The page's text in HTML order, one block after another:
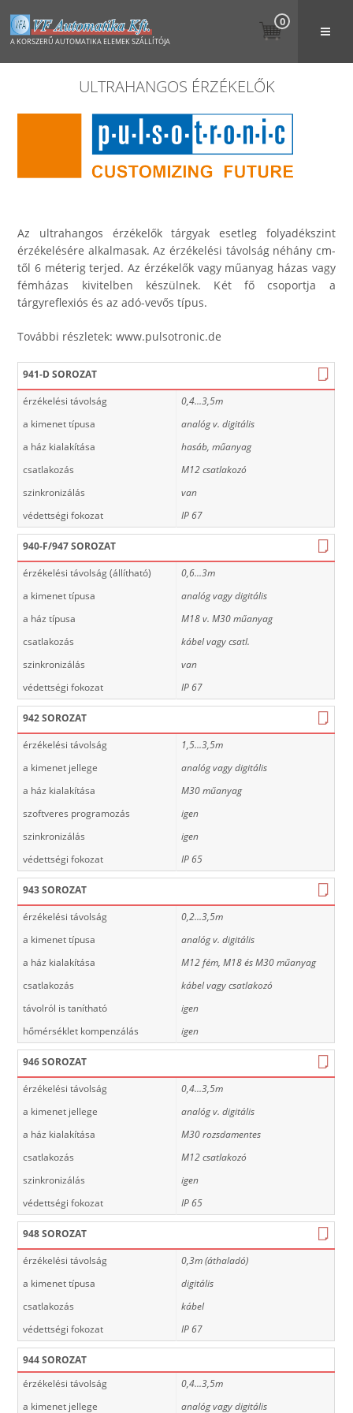
A KORSZERŰ AUTOMATIKA ELEMEK SZÁLLÍTÓJA
0
ULTRAHANGOS ÉRZÉKELŐK
Az ultrahangos érzékelők tárgyak esetleg folyadékszint
érzékelésére alkalmasak. Az érzékelési távolság néhány cm-
től 6 méterig terjed. Az érzékelők vagy műanyag házas vagy
fémházas kivitelben készülnek. Két fő csoportja a
tárgyreflexiós és az adó-vevős típus.
További részletek:www.pulsotronic.de
941-D SOROZAT
érzékelési távolság
0,4...3,5m
a kimenet típusa
analóg v. digitális
a ház kialakítása
hasáb, műanyag
csatlakozás
M12 csatlakozó
szinkronizálás
van
védettségi fokozat
IP 67
940-F/947 SOROZAT
érzékelési távolság (állítható)
0,6...3m
a kimenet típusa
analóg vagy digitális
a ház típusa
M18 v. M30 műanyag
csatlakozás
kábel vagy csatl.
szinkronizálás
van
védettségi fokozat
IP 67
942 SOROZAT
érzékelési távolság
1,5...3,5m
a kimenet jellege
analóg vagy digitális
a ház kialakítása
M30 műanyag
szoftveres programozás
igen
szinkronizálás
igen
védettségi fokozat
IP 65
943 SOROZAT
érzékelési távolság
0,2...3,5m
a kimenet típusa
analóg v. digitális
a ház kialakítása
M12 fém, M18 és M30 műanyag
csatlakozás
kábel vagy csatlakozó
távolról is tanítható
igen
hőmérséklet kompenzálás
igen
946 SOROZAT
érzékelési távolság
0,4...3,5m
a kimenet jellege
analóg v. digitális
a ház kialakítása
M30 rozsdamentes
csatlakozás
M12 csatlakozó
szinkronizálás
igen
védettségi fokozat
IP 65
948 SOROZAT
érzékelési távolság
0,3m (áthaladó)
a kimenet típusa
digitális
csatlakozás
kábel
védettségi fokozat
IP 67
944 SOROZAT
érzékelési távolság
0,4...3,5m
a kimenet jellege
analóg vagy digitális